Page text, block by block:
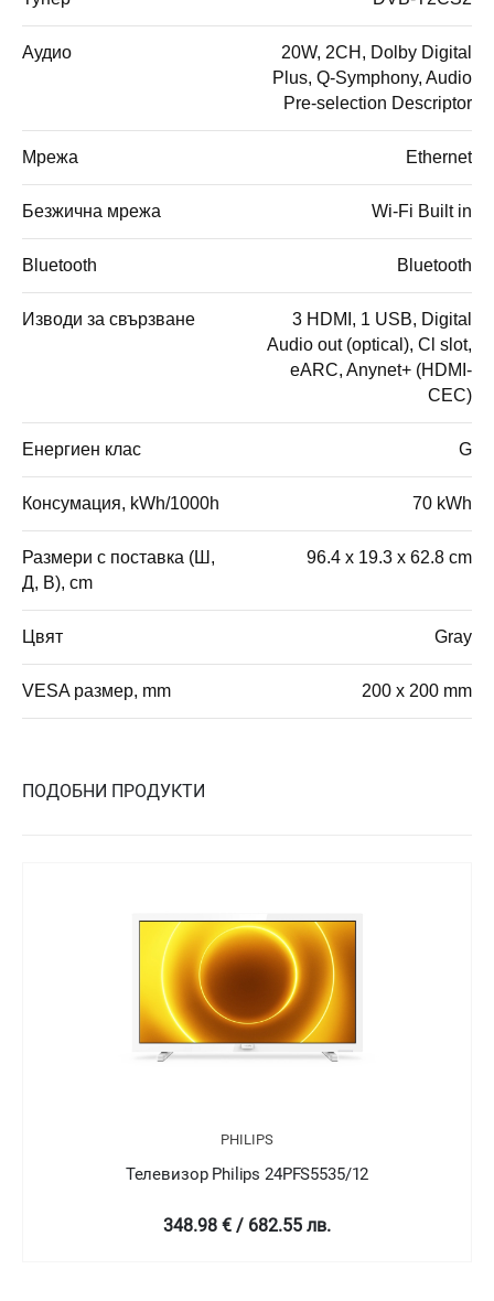
Аудио
20W, 2CH, Dolby Digital
Plus, Q-Symphony, Audio
Pre-selection Descriptor
Мрежа Ethernet
Безжична мрежа Wi-Fi Built in
Bluetooth Bluetooth
Изводи за свързване
3 HDMI, 1 USB, Digital
Audio out (optical), Cl slot,
eARC, Anynet+ (HDMI-
CEC)
Енергиен клас G
Консумация, kWh/1000h 70 kWh
Размери с поставка (Ш,
Д, В), cm
96.4 x 19.3 x 62.8 cm
Цвят Gray
VESA размер, mm 200 x 200 mm
ПОДОБНИ ПРОДУКТИ
PHILIPS
Телевизор Philips 24PFT5505/05
349 € / 682.58 лв.